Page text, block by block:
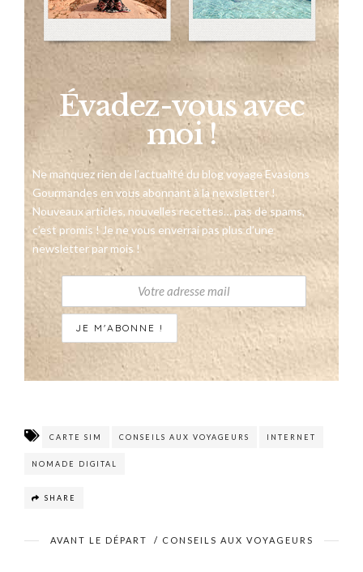
Évadez-vous avec
moi !
Ne manquez rien de l’actualité du blog voyage Evasions
Gourmandes en vous abonnant à la newsletter !
Nouveaux articles, nouvelles recettes… pas de spams,
c’est promis ! Je ne vous enverrai pas plus d’une
newsletter par mois !
CARTE SIM CONSEILS AUX VOYAGEURS INTERNET
NOMADE DIGITAL
SHARE
AVANT LE DÉPART / CONSEILS AUX VOYAGEURS